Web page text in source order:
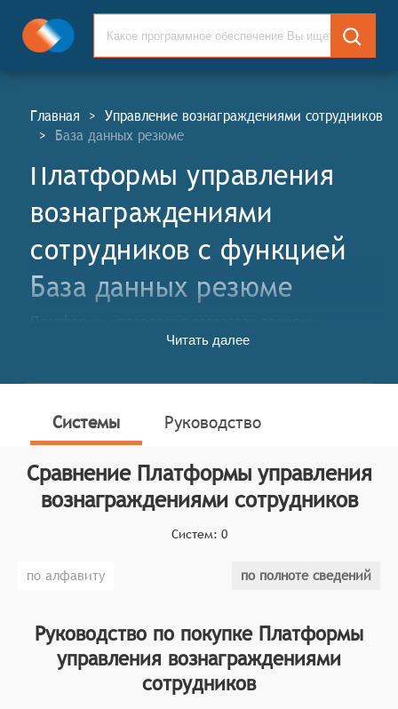
Главная > Управление вознаграждениями сотрудников
> База данных резюме
Платформы управления
вознаграждениями
сотрудников c функцией
База данных резюме
сотрудников (ПУВС, англ. Employee Compensation
специализированные системы, которые помогают
процессы расчёта и управления заработной платой,
бонусами, премиями и другими видами
вознаграждений, обеспечивая точность расчётов,
соблюдение законодательства и повышение
прозрачности системы оплаты труда.
Классификатор программных продуктов Соваре
для систем. Для того, чтобы быть представленными
сотрудников, системы должны иметь следующие
функциональные возможности:
автоматизация расчёта заработной платы с
Читать далее
Системы Руководство
Сравнение Платформы управления
вознаграждениями сотрудников
Систем: 0
по алфавиту по полноте сведений
Руководство по покупке Платформы
управления вознаграждениями
сотрудников